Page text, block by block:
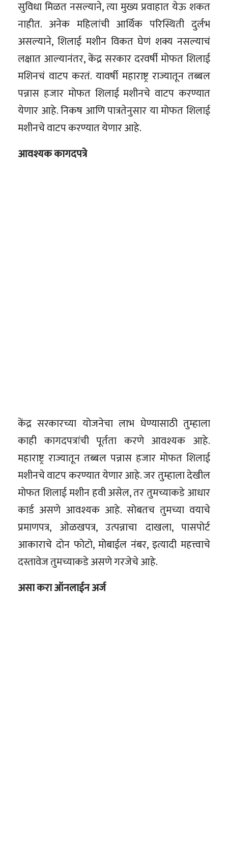
सुविधा मिळत नसल्याने, त्या मुख्य प्रवाहात येऊ शकत
नाहीत. अनेक महिलांची आर्थिक परिस्थिती दुर्लभ
असल्याने, शिलाई मशीन विकत घेणं शक्य नसल्याचं
लक्षात आल्यानंतर, केंद्र सरकार दरवर्षी मोफत शिलाई
मशिनचं वाटप करतं. यावर्षी महाराष्ट्र राज्यातून तब्बल
पन्नास हजार मोफत शिलाई मशीनचे वाटप करण्यात
येणार आहे. निकष आणि पात्रतेनुसार या मोफत शिलाई
मशीनचे वाटप करण्यात येणार आहे.
आवश्यक कागदपत्रे
केंद्र सरकारच्या योजनेचा लाभ घेण्यासाठी तुम्हाला
काही कागदपत्रांची पूर्तता करणे आवश्यक आहे.
महाराष्ट्र राज्यातून तब्बल पन्नास हजार मोफत शिलाई
मशीनचे वाटप करण्यात येणार आहे. जर तुम्हाला देखील
मोफत शिलाई मशीन हवी असेल, तर तुमच्याकडे आधार
कार्ड असणे आवश्यक आहे. सोबतच तुमच्या वयाचे
प्रमाणपत्र, ओळखपत्र, उत्पन्नाचा दाखला, पासपोर्ट
आकाराचे दोन फोटो, मोबाईल नंबर, इत्यादी महत्त्वाचे
दस्तावेज तुमच्याकडे असणे गरजेचे आहे.
असा करा ऑनलाईन अर्ज